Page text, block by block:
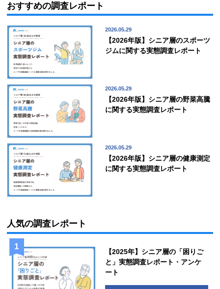
おすすめの調査レポート
【2026年版】シニア層のスポーツ
ジムに関する実態調査レポート
2026.05.29
【2026年版】シニア層の野菜高騰
に関する実態調査レポート
2026.05.29
【2026年版】シニア層の健康測定
に関する実態調査レポート
2026.05.29
人気の調査レポート
【2025年】シニア層の「困りご
と」実態調査レポート・アンケ
ート